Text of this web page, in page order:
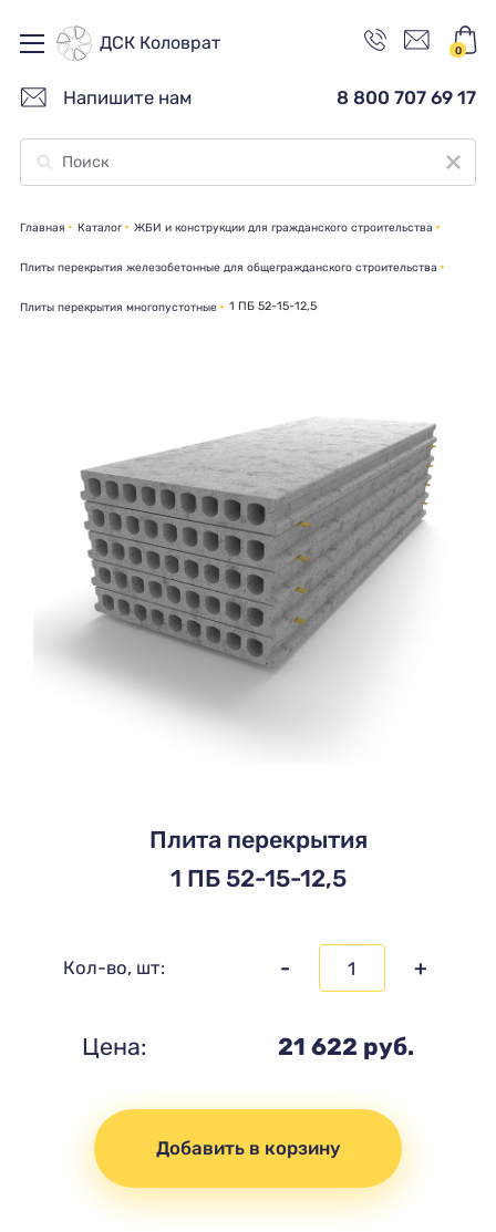
ДСК Коловрат 0
Напишите нам 8 800 707 69 17
Главная Каталог ЖБИ и конструкции для гражданского строительства
Плиты перекрытия железобетонные для общегражданского строительства
Плиты перекрытия многопустотные 1 ПБ 52-15-12,5
Плита перекрытия
1 ПБ 52-15-12,5
Кол-во, шт: - +
Цена: 21 622 руб.
Добавить в корзину